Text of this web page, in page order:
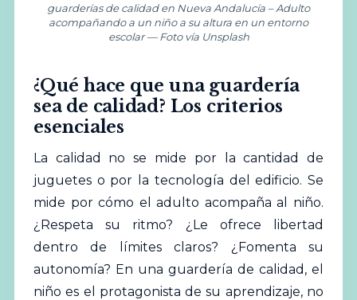
guarderías de calidad en Nueva Andalucía – Adulto
acompañando a un niño a su altura en un entorno
escolar — Foto vía Unsplash
¿Qué hace que una guardería
sea de calidad? Los criterios
esenciales
La calidad no se mide por la cantidad de
juguetes o por la tecnología del edificio. Se
mide por cómo el adulto acompaña al niño.
¿Respeta su ritmo? ¿Le ofrece libertad
dentro de límites claros? ¿Fomenta su
autonomía? En una guardería de calidad, el
niño es el protagonista de su aprendizaje, no